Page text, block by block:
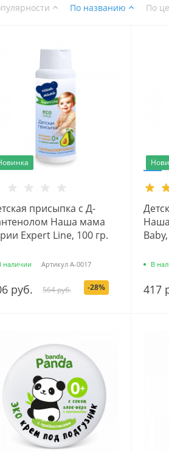
По названию По
присыпка с Д-
Наша мама
Expert Line, 100 гр.
наличии Артикул А-0017
руб. 564 руб. -28%
В
417